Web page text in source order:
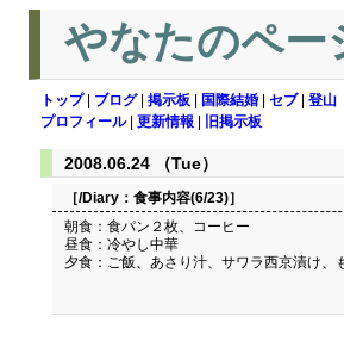
やなたのペー
トップ| ブログ| 掲示板 国際結婚 セブ| 登山
プロフィール| 更新情報 旧掲示板
2008.06.24 （Tue）
［/Diary： 食事内容(6/23)］
朝食：食パン２枚、コーヒー
昼食：冷やし中華
夕食：ご飯、あさり汁、サワラ西京漬け、